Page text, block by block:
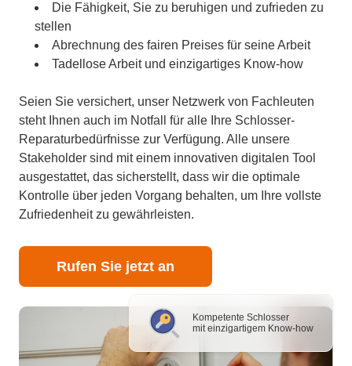
Kompetente Schlosser
mit einzigartigem Know-how
Die Fähigkeit, Sie zu beruhigen und zufrieden zu
stellen
Abrechnung des fairen Preises für seine Arbeit
Tadellose Arbeit und einzigartiges Know-how
Seien Sie versichert, unser Netzwerk von Fachleuten
steht Ihnen auch im Notfall für alle Ihre Schlosser-
Reparaturbedürfnisse zur Verfügung. Alle unsere
Stakeholder sind mit einem innovativen digitalen Tool
ausgestattet, das sicherstellt, dass wir die optimale
Kontrolle über jeden Vorgang behalten, um Ihre vollste
Zufriedenheit zu gewährleisten.
Rufen Sie jetzt an